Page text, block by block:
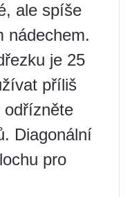
ale spíše
nádechem.
je 25
příliš
odřízněte
Diagonální
pro